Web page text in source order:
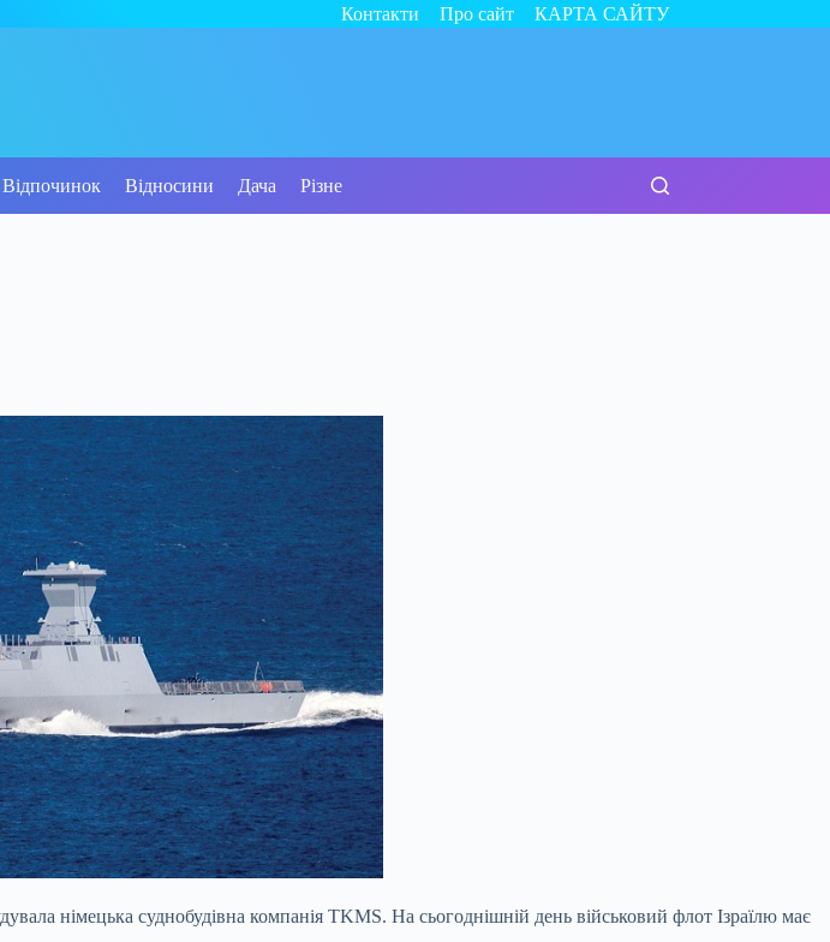
Контакти Про сайт КАРТА САЙТУ
Відпочинок Відносини Дача Різне
німецька суднобудівна компанія TKMS. На сьогоднішній день військовий флот Ізраїлю має